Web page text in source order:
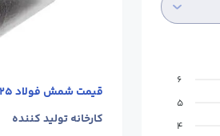
6
5
4
قیمت شمش فولاد 125*125 قم-القایی
کارخانه تولید کننده